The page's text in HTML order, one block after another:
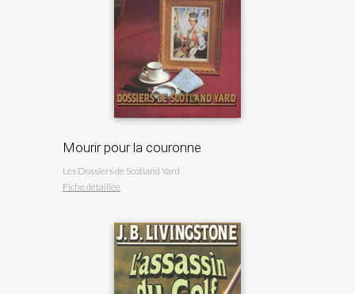
Mourir pour la couronne
Les Dossiers de Scotland Yard
Fiche détaillée